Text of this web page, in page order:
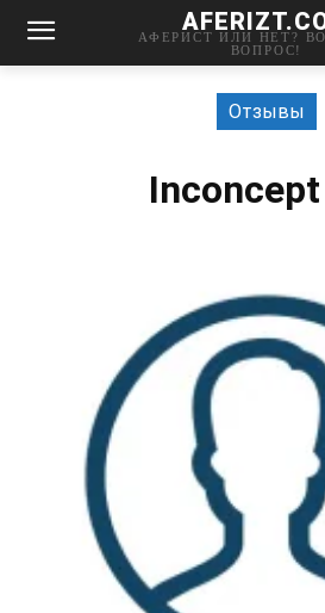
АФЕРИСТ ИЛИ НЕТ?
ВОПРОС!
Отзывы